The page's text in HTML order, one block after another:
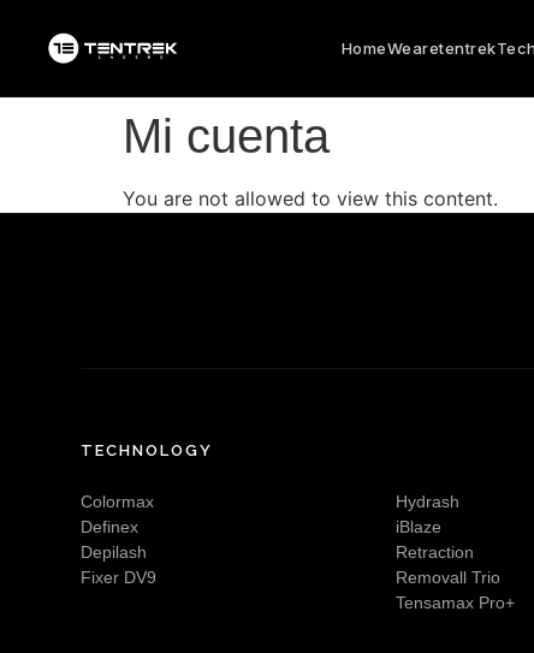
HomeWearetentrek
Mi cuenta
You are not allowed to view this content.
TECHNOLOGY
Colormax
Definex
Depilash
Fixer DV9
Hydrash
iBlaze
Retraction
Removall Trio
Tensamax Pro+